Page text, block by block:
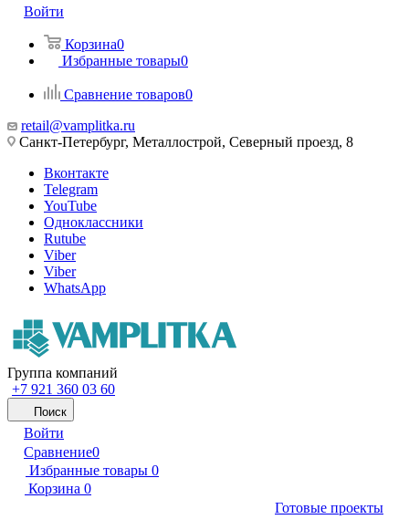
Войти
Корзина0
Избранные товары0
Сравнение товаров0
retail@vamplitka.ru
Санкт-Петербург, Металлострой, Северный проезд, 8
Вконтакте
Telegram
YouTube
Одноклассники
Rutube
Viber
Viber
WhatsApp
Группа компаний
+7 921 360 03 60
Поиск
Войти
Сравнение0
Избранные товары 0
Корзина 0
Готовые проекты